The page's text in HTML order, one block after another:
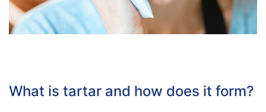
What is tartar and how does it form?